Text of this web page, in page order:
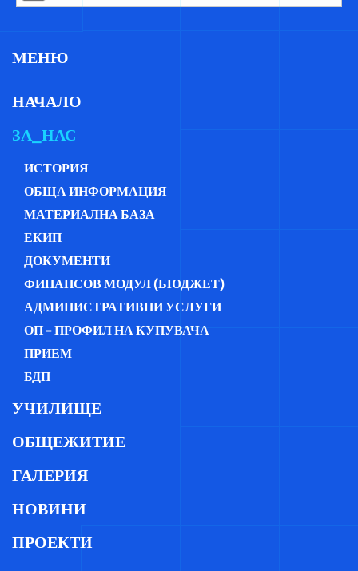
МЕНЮ
НАЧАЛО
ЗА_НАС
ИСТОРИЯ
ОБЩА ИНФОРМАЦИЯ
МАТЕРИАЛНА БАЗА
ЕКИП
ДОКУМЕНТИ
ФИНАНСОВ МОДУЛ (БЮДЖЕТ)
АДМИНИСТРАТИВНИ УСЛУГИ
ОП - ПРОФИЛ НА КУПУВАЧА
ПРИЕМ
БДП
УЧИЛИЩЕ
ОБЩЕЖИТИЕ
ГАЛЕРИЯ
НОВИНИ
ПРОЕКТИ